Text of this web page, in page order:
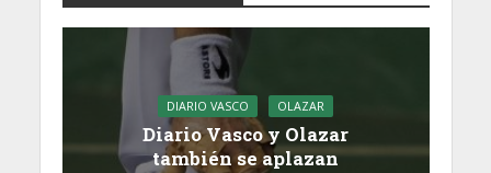
DIARIO VASCO OLAZAR
Diario Vasco y Olazar
también se aplazan